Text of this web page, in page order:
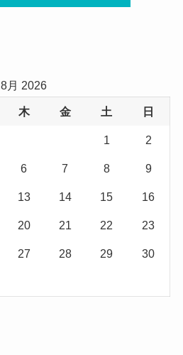
8月 2026
木 金 土 日
1 2
6 7 8 9
13 14 15 16
20 21 22 23
27 28 29 30